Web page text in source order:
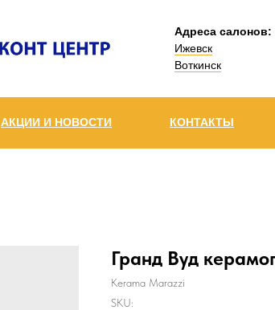
Адреса салонов:
Ижевск
Воткинск
АКЦИИ И НОВОСТИ КОНТАКТЫ
Гранд Вуд
Kerama Marazzi
SKU: